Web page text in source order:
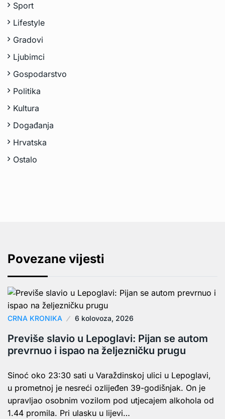
Sport
Lifestyle
Gradovi
Ljubimci
Gospodarstvo
Politika
Kultura
Događanja
Hrvatska
Ostalo
Povezane vijesti
CRNA KRONIKA 6 kolovoza, 2026
Previše slavio u Lepoglavi: Pijan se autom
prevrnuo i ispao na željezničku prugu
Sinoć oko 23:30 sati u Varaždinskoj ulici u Lepoglavi,
u prometnoj je nesreći ozlijeđen 39-godišnjak. On je
upravljao osobnim vozilom pod utjecajem alkohola od
1.44 promila. Pri ulasku u lijevi…